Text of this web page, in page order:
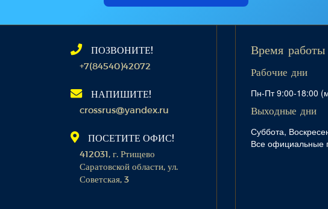
ПОЗВОНИТЕ!
+7(84540)42072
НАПИШИТЕ!
crossrus@yandex.ru
ПОСЕТИТЕ ОФИС!
412031, г. Ртищево
Саратовской области, ул.
Советская, 3
Время работы
Рабочие дни
Пн-Пт 9:00-18:00
Выходные дни
Суббота,
Все официальные